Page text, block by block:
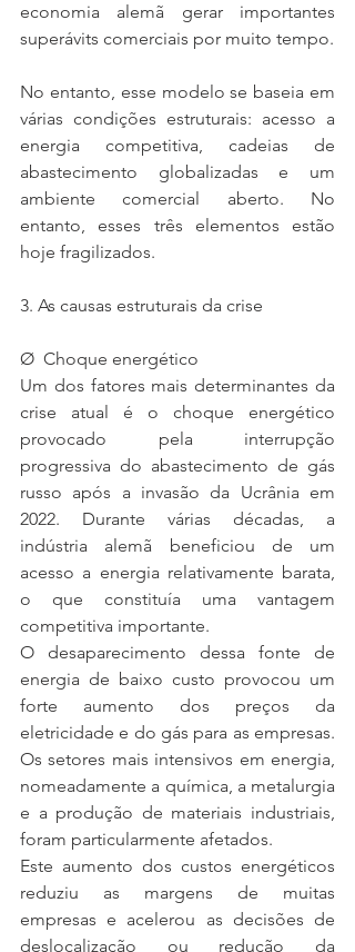
economia alemã gerar importantes
superávits comerciais por muito tempo.
No entanto, esse modelo se baseia em
várias condições estruturais: acesso a
energia competitiva, cadeias de
abastecimento globalizadas e um
ambiente comercial aberto. No
entanto, esses três elementos estão
hoje fragilizados.
3. As causas estruturais da crise
Ø  Choque energético
Um dos fatores mais determinantes da
crise atual é o choque energético
provocado pela interrupção
progressiva do abastecimento de gás
russo após a invasão da Ucrânia em
2022. Durante várias décadas, a
indústria alemã beneficiou de um
acesso a energia relativamente barata,
o que constituía uma vantagem
competitiva importante.
O desaparecimento dessa fonte de
energia de baixo custo provocou um
forte aumento dos preços da
eletricidade e do gás para as empresas.
Os setores mais intensivos em energia,
nomeadamente a química, a metalurgia
e a produção de materiais industriais,
foram particularmente afetados.
Este aumento dos custos energéticos
reduziu as margens de muitas
empresas e acelerou as decisões de
deslocalização ou redução da